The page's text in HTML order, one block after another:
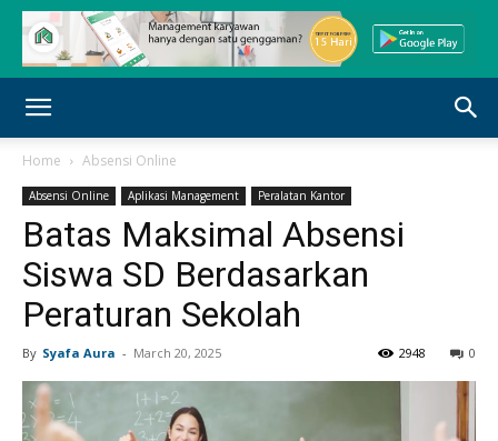
Home Absensi Online
Absensi Online Aplikasi Management Peralatan Kantor
Batas Maksimal Absensi
Siswa SD Berdasarkan
Peraturan Sekolah
By Syafa Aura - March 20, 2025 0
2948